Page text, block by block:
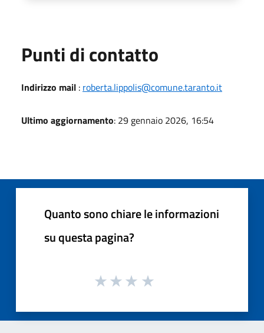
Punti di contatto
Indirizzo mail : roberta.lippolis@comune.taranto.it
Ultimo aggiornamento: 29 gennaio 2026, 16:54
Quanto sono chiare le informazioni
su questa pagina?